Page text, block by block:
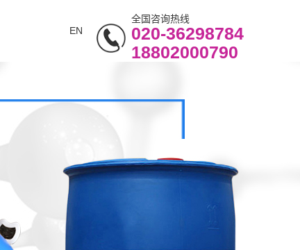
全国咨询热线
020-36298784
18802000790
EN